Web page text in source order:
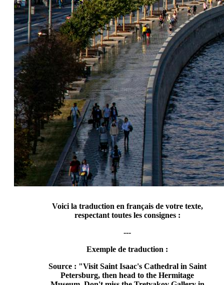
Voici la traduction en français de votre texte,
respectant toutes les consignes :
---
Exemple de traduction :
Source : "Visit Saint Isaac's Cathedral in Saint
Petersburg, then head to the Hermitage